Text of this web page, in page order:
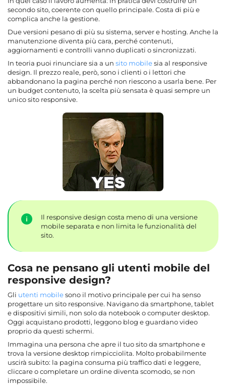
secondo sito, coerente con quello principale. Costa di più e
complica anche la gestione.
Due versioni pesano di più su sistema, server e hosting. Anche la
manutenzione diventa più cara, perché contenuti,
aggiornamenti e controlli vanno duplicati o sincronizzati.
In teoria puoi rinunciare sia a un sito mobilesia al responsive
design. Il prezzo reale, però, sono i clienti o i lettori che
abbandonano la pagina perché non riescono a usarla bene. Per
un budget contenuto, la scelta più sensata è quasi sempre un
unico sito responsive.
Il responsive design costa meno di una versione
mobile separata e non limita le funzionalità del
sito.
Cosa ne pensano gli utenti mobile del
responsive design?
Gli utenti mobilesono il motivo principale per cui ha senso
progettare un sito responsive. Navigano da smartphone, tablet
e dispositivi simili, non solo da notebook o computer desktop.
Oggi acquistano prodotti, leggono blog e guardano video
proprio da questi schermi.
Immagina una persona che apre il tuo sito da smartphone e
trova la versione desktop rimpicciolita. Molto probabilmente
uscirà subito: la pagina consuma più traffico dati e leggere,
cliccare o completare un ordine diventa scomodo, se non
impossibile.